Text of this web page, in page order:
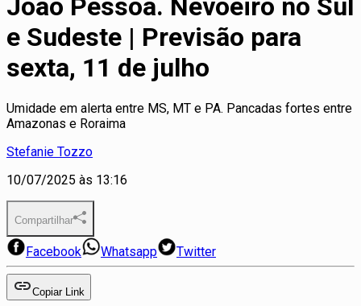
João Pessoa. Nevoeiro no Sul
e Sudeste | Previsão para
sexta, 11 de julho
Umidade em alerta entre MS, MT e PA. Pancadas fortes entre
Amazonas e Roraima
Stefanie Tozzo
10/07/2025 às 13:16
Compartilhar
Facebook Whatsapp Twitter
Copiar Link